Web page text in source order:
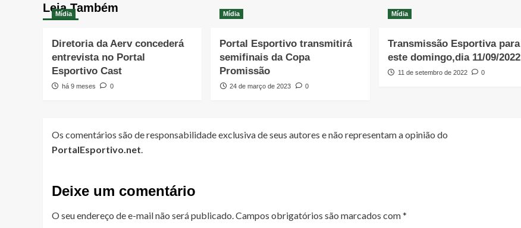
Leia Também
Mídia
Diretoria da Aerv concederá
entrevista no Portal
Esportivo Cast
há 9 meses 0
Mídia
Portal Esportivo transmitirá
semifinais da Copa
Promissão
24 de março de 2023 0
Mídia
Transmissão Esportiva para
este domingo,dia 11/09/2022
11 de setembro de 2022 0
Os comentários são de responsabilidade exclusiva de seus autores e não representam a opinião do
PortalEsportivo.net
Deixe um comentário
O seu endereço de e-mail não será publicado. Campos obrigatórios são marcados com*